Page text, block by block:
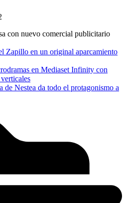
con nuevo comercial publicitario
Zapillo en un original aparcamiento
en Mediaset Infinity con
de Nestea da todo el protagonismo a